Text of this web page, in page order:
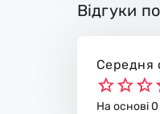
Відгуки
Середня
На основі 0